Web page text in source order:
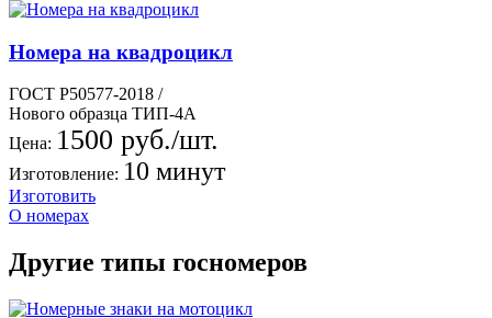
Номера на квадроцикл
ГОСТ Р50577-2018 /
Нового образца ТИП-4А
Цена: 1500 руб./шт.
Изготовление: 10 минут
Изготовить
О номерах
Другие типы госномеров